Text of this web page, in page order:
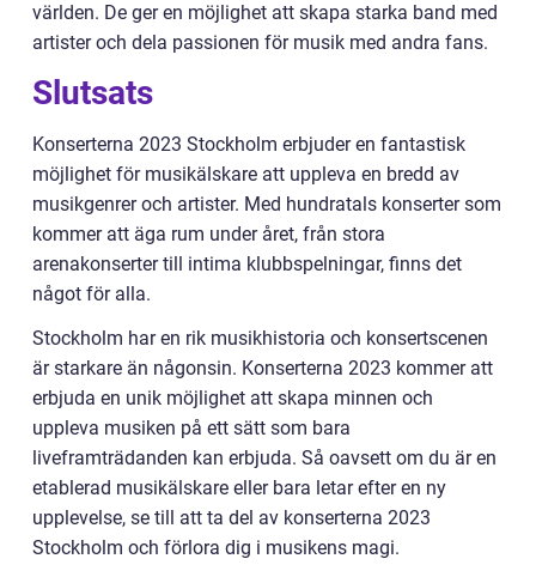
världen. De ger en möjlighet att skapa starka band med
artister och dela passionen för musik med andra fans.
Slutsats
Konserterna 2023 Stockholm erbjuder en fantastisk
möjlighet för musikälskare att uppleva en bredd av
musikgenrer och artister. Med hundratals konserter som
kommer att äga rum under året, från stora
arenakonserter till intima klubbspelningar, finns det
något för alla.
Stockholm har en rik musikhistoria och konsertscenen
är starkare än någonsin. Konserterna 2023 kommer att
erbjuda en unik möjlighet att skapa minnen och
uppleva musiken på ett sätt som bara
liveframträdanden kan erbjuda. Så oavsett om du är en
etablerad musikälskare eller bara letar efter en ny
upplevelse, se till att ta del av konserterna 2023
Stockholm och förlora dig i musikens magi.